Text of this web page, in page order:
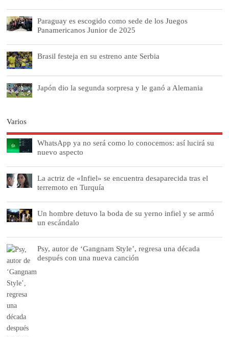
Paraguay es escogido como sede de los Juegos
Panamericanos Junior de 2025
Brasil festeja en su estreno ante Serbia
Japón dio la segunda sorpresa y le ganó a Alemania
Varios
WhatsApp ya no será como lo conocemos: así lucirá su
nuevo aspecto
La actriz de «Infiel» se encuentra desaparecida tras el
terremoto en Turquía
Un hombre detuvo la boda de su yerno infiel y se armó
un escándalo
Psy, autor de ‘Gangnam Style’, regresa una década
después con una nueva canción